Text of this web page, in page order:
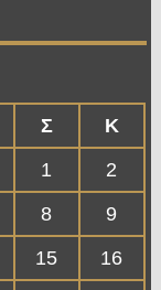
Σ
Κ
1
2
8
9
15
16